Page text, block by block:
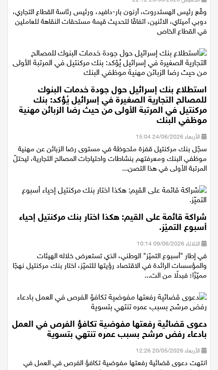
الخميس 25/06/2026 22:12
وقّع رئيس الهستدروت، أرنون بار-دافيد، ورئيس رئاسة القطاع التجاري،
دوبي أميتاي، الاثنين، اتفاقًا لتحديث قيمة مستحقات النقاهة للعاملين
استطلاع بنك إسرائيل حول جودة خدمات البنوك
للمصالح التجارية الصغيرة في إسرائيل يُؤكد: بنك
مركنتيل في المرتبة الأولى من حيث رضا الزبائن مهنية
موظفي البنك
الأربعاء 24/06/2026 15:04
سجّل بنك مركنتيل قفزة ملحوظة في مستوى رضا الزبائن عن مهنية
موظفي البنك ومعرفتهم بنشاطات واحتياجات المصالح التجارية، ليحتلّ
شراكة قائمة على القيم: هكذا اختار بنك مركنتيل إحياء
أسبوع التميّز.
الثلاثاء 09/06/2026 10:14
في إطار "أسبوع التميّز" الوطني، الذي تستعرض خلاله الهيئات
والمؤسسات الرائدة في الاقتصاد رؤيتها للتميّز، اختار بنك مركنتيل نهجًا
دعوى قضائية رفعتها مفوضية تكافؤ الفرص في العمل
بادعاء رفض مرشح بسبب عمره تنتهي بتسوية
الأربعاء 20/05/2026 12:26